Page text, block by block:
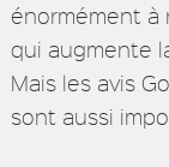
énormément à
qui augmente
Mais les avis
sont aussi